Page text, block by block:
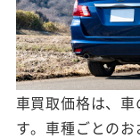
車買取価格は、
す。車種ごとの